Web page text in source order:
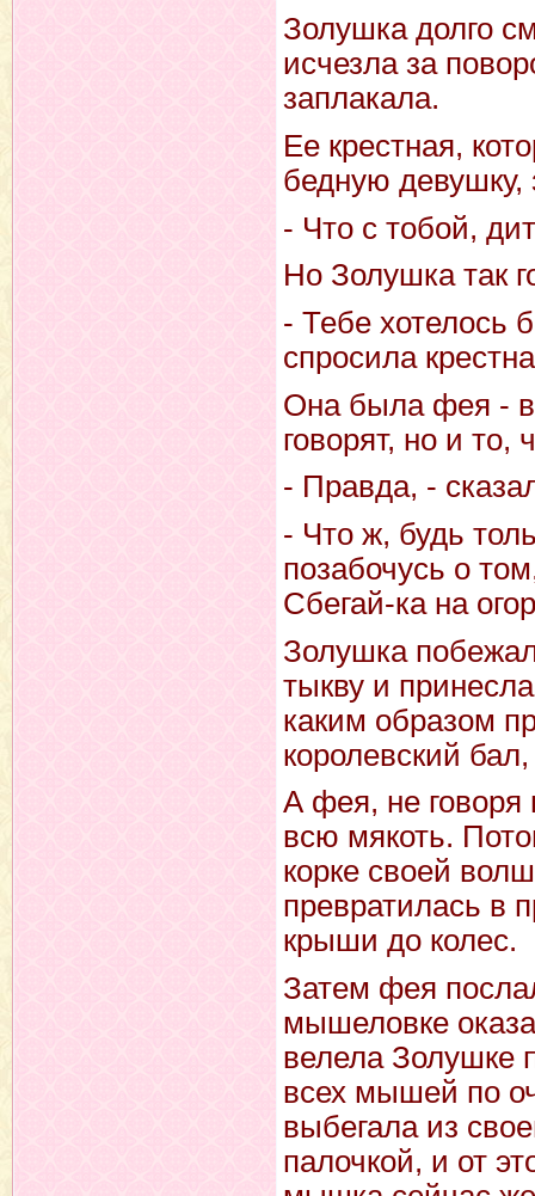
Золушка долго
исчезла за
заплакала.
Ее крестная,
бедную девушку,
- Что с тобой,
Но Золушка так
- Тебе хотелось
спросила
Она была фея -
говорят, но и то,
- Правда, -
- Что ж, будь
позабочусь о
Сбегай-ка на
Золушка
тыкву и
каким образом
королевский
А фея, не говоря
всю мякоть.
корке своей
превратилась в
крыши до колес.
Затем фея
мышеловке
велела Золушке
всех мышей по
выбегала из
палочкой, и от